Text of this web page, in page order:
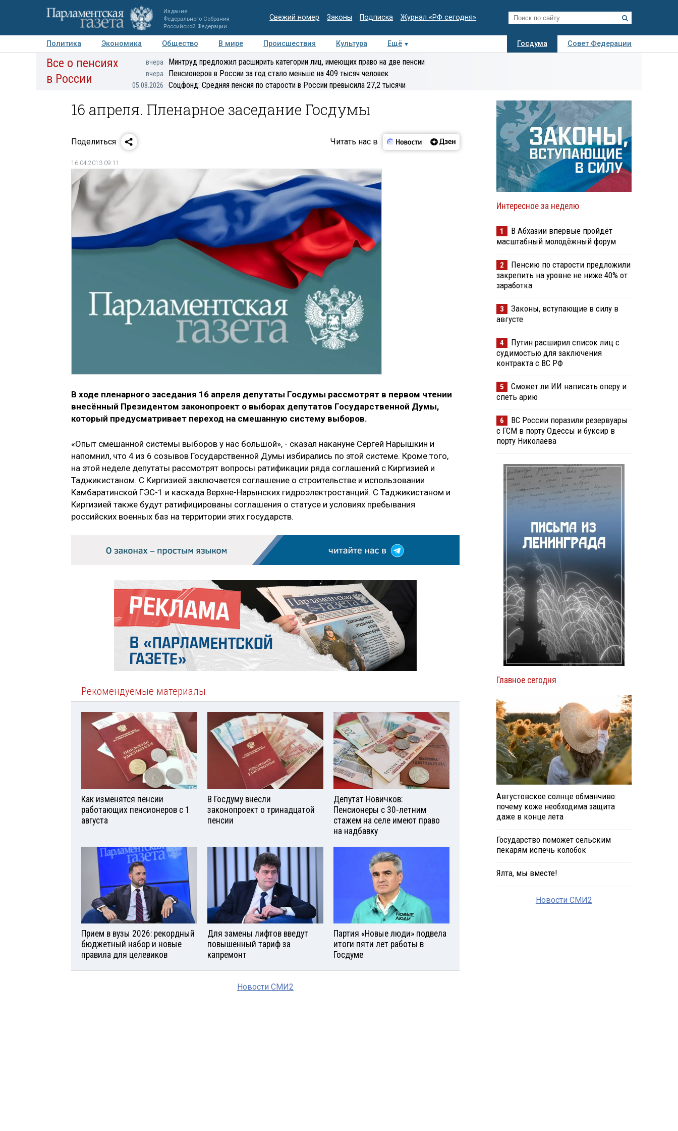
Издание
Федерального Собрания
Российской Федерации
Свежий номер Законы Подписка Журнал «РФ сегодня»
Политика Экономика Общество В мире Происшествия Культура Ещё Госдума
Совет Федерации
Авторы Персоны Мнения Регионы Медиацентр Интервью Колумнисты
Деловая
Все о пенсиях
в России
вчера Минтруд предложил расширить категории лиц, имеющих право на две пенсии
вчера Пенсионеров в России за год стало меньше на 409 тысяч человек
05.08.2026 Соцфонд: Средняя пенсия по старости в России превысила 27,2 тысячи
16 апреля. Пленарное заседание Госдумы
Поделиться Читать нас в
16.04.2013 09:11
В ходе пленарного заседания 16 апреля депутаты Госдумы рассмотрят в первом чтении
внесённый Президентом законопроект о выборах депутатов Государственной Думы,
который предусматривает переход на смешанную систему выборов.
«Опыт смешанной системы выборов у нас большой», - сказал накануне Сергей Нарышкин и
напомнил, что 4 из 6 созывов Государственной Думы избирались по этой системе. Кроме того,
на этой неделе депутаты рассмотрят вопросы ратификации ряда соглашений с Киргизией и
Таджикистаном. С Киргизией заключается соглашение о строительстве и использовании
Камбаратинской ГЭС-1 и каскада Верхне-Нарынских гидроэлектростанций. С Таджикистаном и
Киргизией также будут ратифицированы соглашения о статусе и условиях пребывания
российских военных баз на территории этих государств.
Рекомендуемые материалы
Как изменятся пенсии
работающих пенсионеров с 1
августа
В Госдуму внесли
законопроект о тринадцатой
пенсии
Депутат Новичков:
Пенсионеры с 30-летним
стажем на селе имеют право
на надбавку
Прием в вузы 2026: рекордный
бюджетный набор и новые
правила для целевиков
Для замены лифтов введут
повышенный тариф за
капремонт
Партия «Новые люди» подвела
итоги пяти лет работы в
Госдуме
Новости СМИ2
Интересное за неделю
1
В Абхазии впервые пройдёт
масштабный молодёжный форум
2
Пенсию по старости предложили
закрепить на уровне не ниже 40% от
заработка
3
Законы, вступающие в силу в
августе
4
Путин расширил список лиц с
судимостью для заключения
контракта с ВС РФ
5
Сможет ли ИИ написать оперу и
спеть арию
6
ВС России поразили резервуары
с ГСМ в порту Одессы и буксир в
порту Николаева
Главное сегодня
Августовское солнце обманчиво:
почему коже необходима защита
даже в конце лета
Государство поможет сельским
пекарям испечь колобок
Ялта, мы вместе!
Новости СМИ2